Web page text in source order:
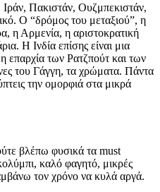
Πακιστάν, Ουζμπεκιστάν,
Ο “δρόμος του μεταξιού”, η
η Αρμενία, η αριστοκρατική
Η Ινδία επίσης είναι μια
επαρχία των Ρατζπούτ και των
του Γάγγη, τα χρώματα. Πάντα
την ομορφιά στα μικρά
βλέπω φυσικά τα must
καλό φαγητό, μικρές
τον χρόνο να κυλά αργά.